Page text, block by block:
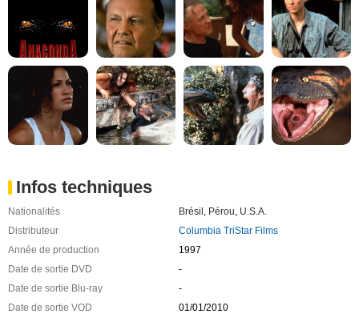
Infos techniques
Nationalités Brésil , Pérou, U.S.A.
Distributeur
Columbia TriStar Films
Année de production
1997
Date de sortie DVD
-
Date de sortie Blu-ray
-
Date de sortie VOD
01/01/2010